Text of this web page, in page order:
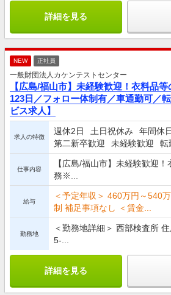
詳細を見る
NEW 正社員
一般財団法人カケンテストセンター
【広島/福山市】未経験歓迎！衣料品
123日／フォロー体制有／車通勤可／
ビス求人】
求人の特徴
週休2日 土日祝休み
年間休
第二新卒歓迎
未経験歓迎 転
仕事内容
【広島/福山市】未経験歓迎
務※...
給与
＜予定年収＞ 460万円～540
制 補足事項なし ＜賃金...
勤務地
＜勤務地詳細＞ 西部検査所
5-...
詳細を見る